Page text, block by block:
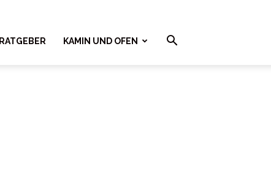
RATGEBER KAMIN UND OFEN